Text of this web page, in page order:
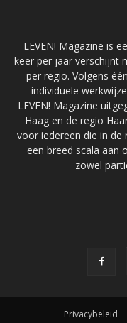
LEVEN! Magazine is
keer per jaar verschijnt
per regio. Volgens
individuele
LEVEN! Magazine
Haag en de regio
voor iedereen die in
een breed scala aan
zowel
Privacybeleid